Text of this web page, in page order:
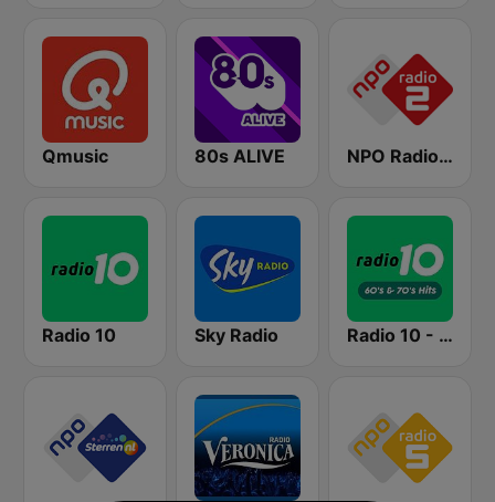
Qmusic 80s ALIVE NPO Radio 2
Radio 10 Sky Radio Radio 10 - 60s & 70s Hits